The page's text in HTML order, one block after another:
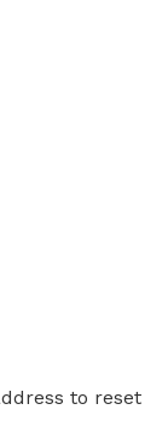
to reset